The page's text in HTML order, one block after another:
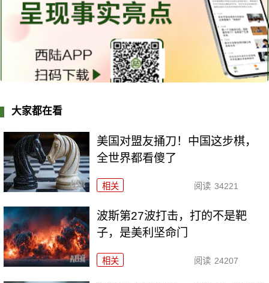
大家都在看
美国对盟友捅刀！中国这步棋，
全世界都看傻了
相关 阅读 34221
波斯第27波打击，打的不是靶
子，是美利坚命门
相关 阅读 24207